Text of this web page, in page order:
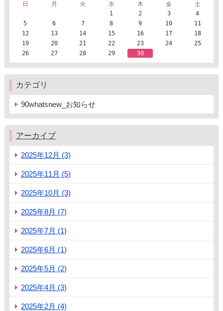
日 月 火 水 木 金
土
1
2 3
4
5
6 7 8 9 10
11
12
13 14 15 16 17
18
19
20 21 22 23 24
25
26
27 28 29 30
カテゴリ
90whatsnew_お知らせ
アーカイブ
2025年12月 (3)
2025年11月 (5)
2025年10月 (3)
2025年8月 (7)
2025年7月 (1)
2025年6月 (1)
2025年5月 (2)
2025年4月 (3)
2025年2月 (4)